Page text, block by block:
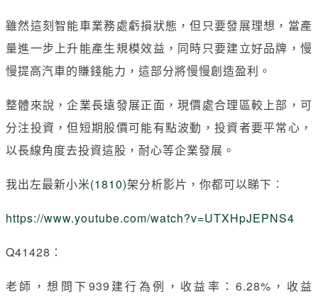
雖然這刻智能車業務處虧損狀態，但只要發展理想，當產
量進一步上升能產生規模效益，同時只要建立好品牌，慢
慢提高汽車的賺錢能力，這部分將慢慢創造盈利。
整體來說，企業長遠發展正面，現價處合理區較上部，可
分注投資，但短期股價可能有點波動，投資者要平常心，
以長線角度去投資這股，耐心等企業發展。
我出左最新小米(1810)架分析影片，你都可以睇下︰
https://www.youtube.com/watch?v=UTXHpJEPNS4
Q41428：
老師，想問下939建行為例，收益率：6.28%，收益